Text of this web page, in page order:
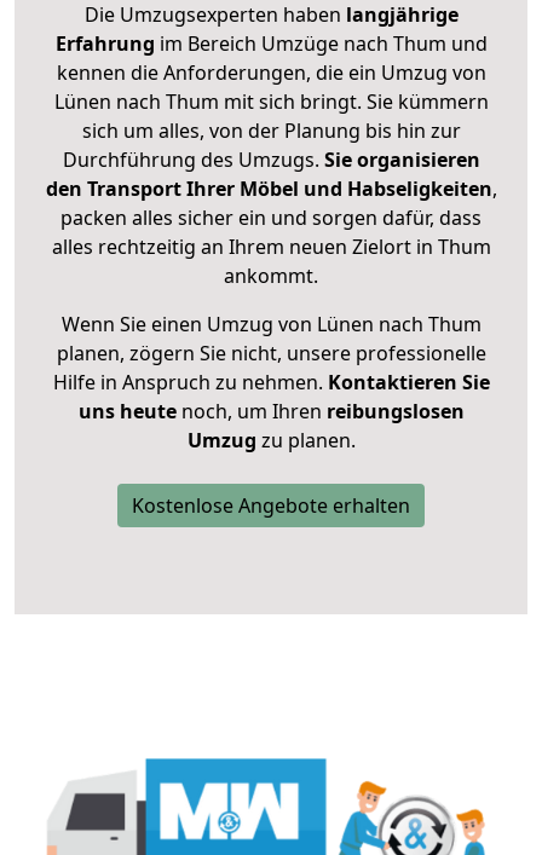
Die Umzugsexperten haben langjährige
Erfahrung im Bereich Umzüge nach Thum und
kennen die Anforderungen, die ein Umzug von
Lünen nach Thum mit sich bringt. Sie kümmern
sich um alles, von der Planung bis hin zur
Durchführung des Umzugs. Sie organisieren
den Transport Ihrer Möbel und Habseligkeiten,
packen alles sicher ein und sorgen dafür, dass
alles rechtzeitig an Ihrem neuen Zielort in Thum
ankommt.
Wenn Sie einen Umzug von Lünen nach Thum
planen, zögern Sie nicht, unsere professionelle
Hilfe in Anspruch zu nehmen. Kontaktieren Sie
uns heutenoch, um Ihren reibungslosen
Umzug zu planen.
Kostenlose Angebote erhalten